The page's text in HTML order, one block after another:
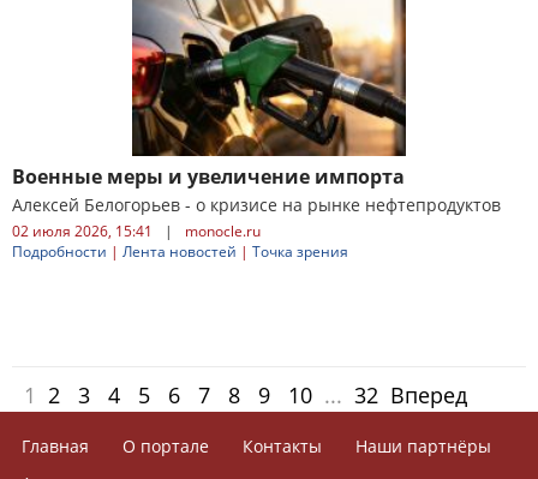
Военные меры и увеличение импорта
Алексей Белогорьев - о кризисе на рынке нефтепродуктов
02 июля 2026, 15:41 |
monocle.ru
Подробности | Лента новостей | Точка зрения
1 2 3 4 5 6 7 8 9 10 ... 32 Вперед
Главная О портале Контакты
Наши партнёры